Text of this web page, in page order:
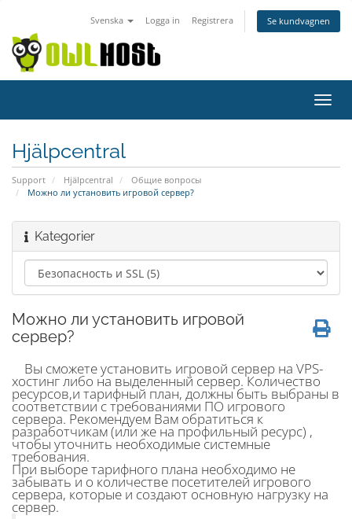
Svenska Logga in Registrera Se kundvagnen
Växla
Hjälpcentral
Support Hjälpcentral
Общие вопросы
Можно ли установить игровой сервер?
Kategorier
Можно ли установить игровой
сервер?
Вы сможете установить игровой сервер на VPS-
хостинг либо на выделенный сервер. Количество
ресурсов,и тарифный план, должны быть выбраны в
соответствии с требованиями ПО игрового
сервера. Рекомендуем Вам обратиться к
разработчикам (или же на профильный ресурс) ,
чтобы уточнить необходимые системные
требования.
При выборе тарифного плана необходимо не
забывать и о количестве посетителей игрового
сервера, которые и создают основную нагрузку на
сервер.